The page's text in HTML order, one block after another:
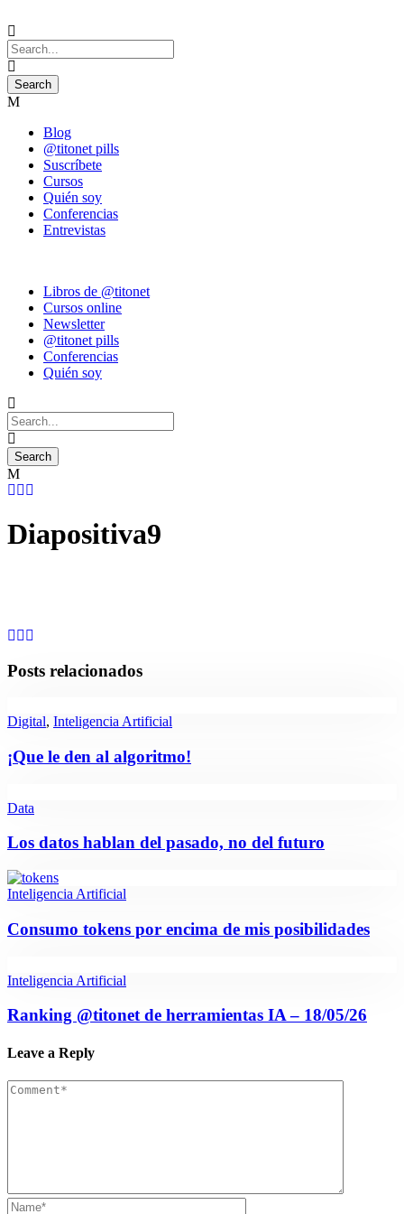
Blog
@titonet pills
Suscríbete
Cursos
Quién soy
Conferencias
Entrevistas
Libros de @titonet
Cursos online
Newsletter
@titonet pills
Conferencias
Quién soy
Diapositiva9
Posts relacionados
Digital, Inteligencia Artificial
¡Que le den al algoritmo!
Data
Los datos hablan del pasado, no del futuro
Inteligencia Artificial
Consumo tokens por encima de mis posibilidades
Inteligencia Artificial
Ranking @titonet de herramientas IA – 18/05/26
Leave a Reply